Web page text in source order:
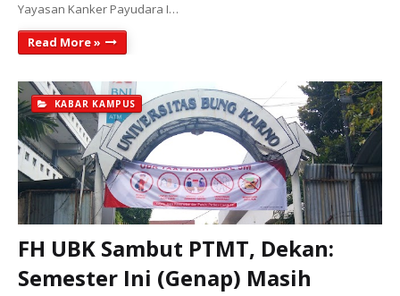
Yayasan Kanker Payudara I…
Read More »
KABAR KAMPUS
FH UBK Sambut PTMT, Dekan:
Semester Ini (Genap) Masih